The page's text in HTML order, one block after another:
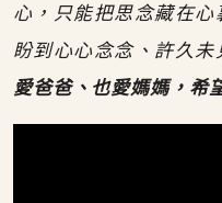
心，只能把思念藏在
盼到心心念念、許久
愛爸爸、也愛媽媽，希